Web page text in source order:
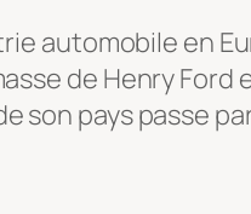
automobile en
de Henry
son pays passe